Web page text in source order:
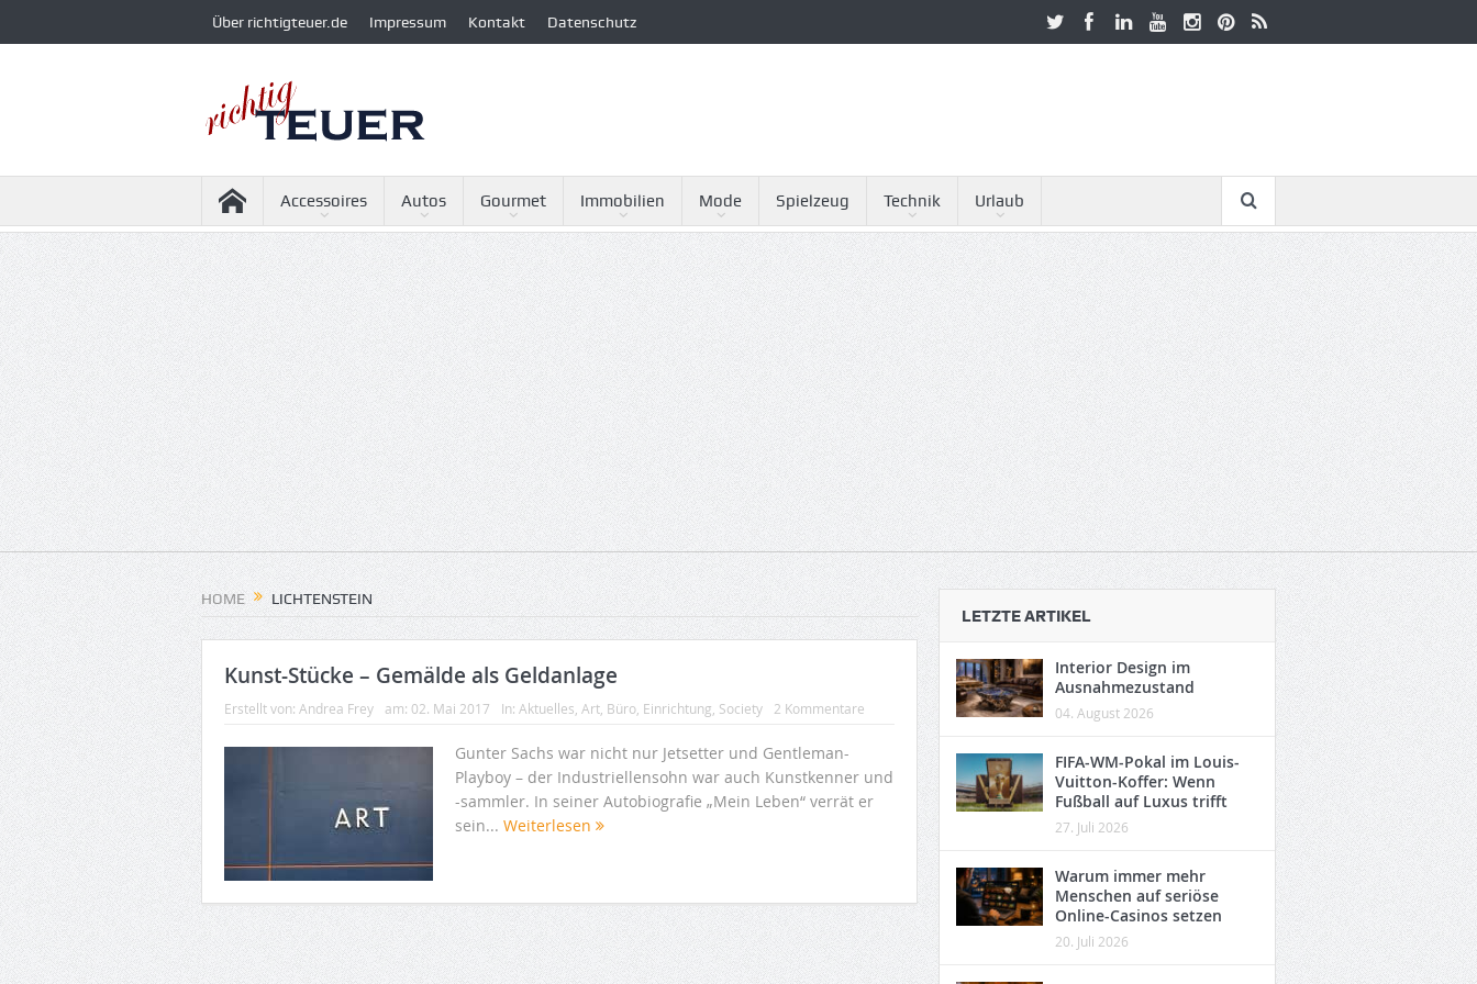
Über richtigteuer.de Impressum Kontakt Datenschutz
Accessoires Autos Gourmet Immobilien Mode Spielzeug Technik Urlaub
HOME LICHTENSTEIN
Kunst-Stücke – Gemälde als Geldanlage
Erstellt von: Andrea Frey am: 02. Mai 2017 In: Aktuelles Art Büro Einrichtung Society 2 Kommentare
Gunter Sachs war nicht nur Jetsetter und Gentleman-
Playboy – der Industriellensohn war auch Kunstkenner und
-sammler. In seiner Autobiografie „Mein Leben“ verrät er
sein... Weiterlesen
LETZTE ARTIKEL
Interior Design im
Ausnahmezustand
04. August 2026
FIFA-WM-Pokal im Louis-
Vuitton-Koffer: Wenn
Fußball auf Luxus trifft
27. Juli 2026
Warum immer mehr
Menschen auf seriöse
Online-Casinos setzen
20. Juli 2026